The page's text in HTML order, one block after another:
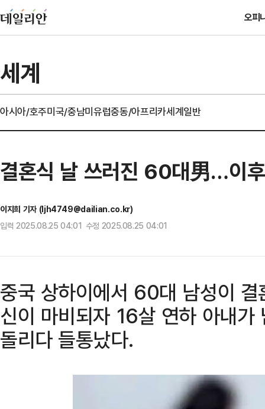
오피
세계
아시아/호주미국/중남미유럽중동/아프리카세계일반
결혼식 날 쓰러진 60대男…이
이지희 기자 (ljh4749@dailian.co.kr)
입력 2025.08.25 04:01 수정 2025.08.25 04:01
중국 상하이에서 60대 남성이
신이 마비되자 16살 연하 아내가
돌리다 들통났다.